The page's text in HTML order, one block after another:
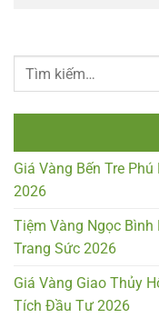
Giá Vàng Bến Tre
2026
Tiệm Vàng Ngọc Bình
Trang Sức 2026
Giá Vàng Giao Thủy
Tích Đầu Tư 2026